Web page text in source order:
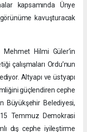
kapsamında Ünye
kavuşturacak
Mehmet Hilmi Güler’in
çalışmaları Ordu’nun
Altyapı ve üstyapı
güçlendiren cephe
Büyükşehir Belediyesi,
Temmuz Demokrasi
dış cephe iyileştirme